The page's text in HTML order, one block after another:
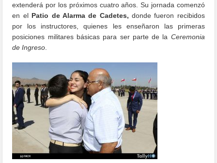
extenderá por los próximos cuatro años. Su jornada comenzó
en el Patio de Alarma de Cadetes, donde fueron recibidos
por los instructores, quienes les enseñaron las primeras
posiciones militares básicas para ser parte de la Ceremonia
de Ingreso